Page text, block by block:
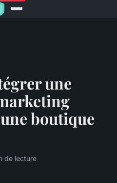
une
boutique
de lecture